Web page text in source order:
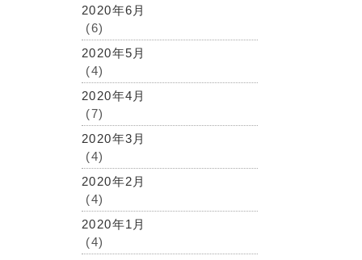
2020年6月
(6)
2020年5月
(4)
2020年4月
(7)
2020年3月
(4)
2020年2月
(4)
2020年1月
(4)